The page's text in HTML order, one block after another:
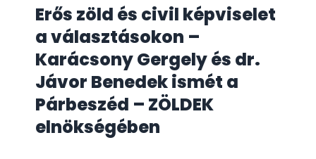
Erős zöld és civil képviselet
a választásokon –
Karácsony Gergely és dr.
Jávor Benedek ismét a
Párbeszéd – ZÖLDEK
elnökségében